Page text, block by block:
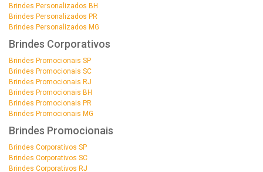
Brindes Personalizados BH
Brindes Personalizados PR
Brindes Personalizados MG
Brindes Corporativos
Brindes Promocionais SP
Brindes Promocionais SC
Brindes Promocionais RJ
Brindes Promocionais BH
Brindes Promocionais PR
Brindes Promocionais MG
Brindes Promocionais
Brindes Corporativos SP
Brindes Corporativos SC
Brindes Corporativos RJ